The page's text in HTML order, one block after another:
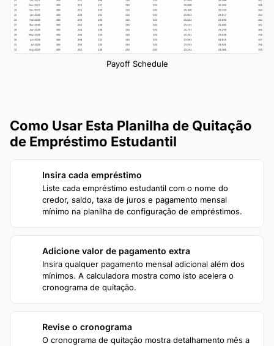
Payoff Schedule
Como Usar Esta Planilha de Quitação
de Empréstimo Estudantil
Insira cada empréstimo
Liste cada empréstimo estudantil com o nome do
credor, saldo, taxa de juros e pagamento mensal
mínimo na planilha de configuração de empréstimos.
Adicione valor de pagamento extra
Insira qualquer pagamento mensal adicional além dos
mínimos. A calculadora mostra como isto acelera o
cronograma de quitação.
Revise o cronograma
O cronograma de quitação mostra detalhamento mês a